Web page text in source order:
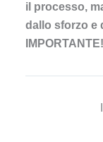
il processo,
dallo sforzo e
IMPORTANTE!